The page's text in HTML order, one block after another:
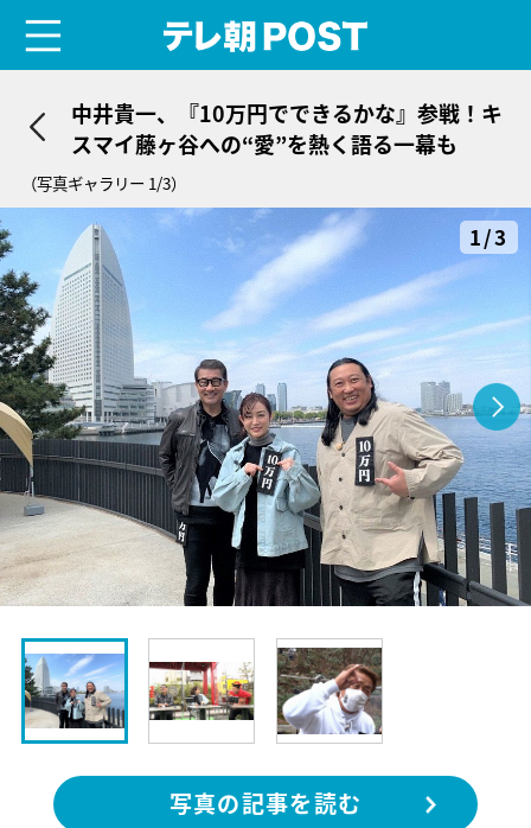
中井貴一、『10万円でできるかな』参戦！キ
スマイ藤ヶ谷への“愛”を熱く語る一幕も
（写真ギャラリー 1/3）
1/3
写真の記事を読む